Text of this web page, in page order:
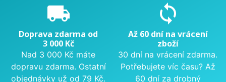
local_shipping
Doprava zdarma od
3 000 Kč
Nad 3 000 Kč máte
dopravu zdarma. Ostatní
objednávky už od 79 Kč.
sync
Až 60 dní na vrácení
zboží
30 dní na vrácení zdarma.
Potřebujete víc času? Až
60 dní za drobný